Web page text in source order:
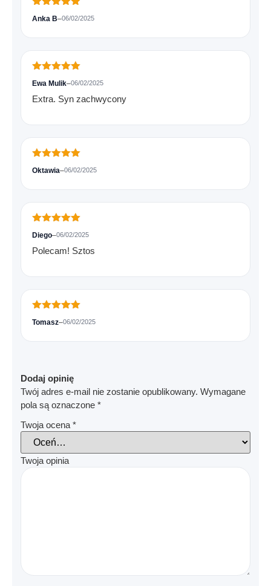
Oceniono5
na 5
Anka B–06/02/2025
Oceniono5
na 5
Ewa Mulik–06/02/2025
Extra. Syn zachwycony
Oceniono5
na 5
Oktawia–06/02/2025
Oceniono 5
na 5
Diego–06/02/2025
Polecam! Sztos
Oceniono5
na 5
Tomasz–06/02/2025
Dodaj opinię
Twój adres e-mail nie zostanie opublikowany. Wymagane
pola są oznaczone *
Twoja ocena *
Twoja opinia